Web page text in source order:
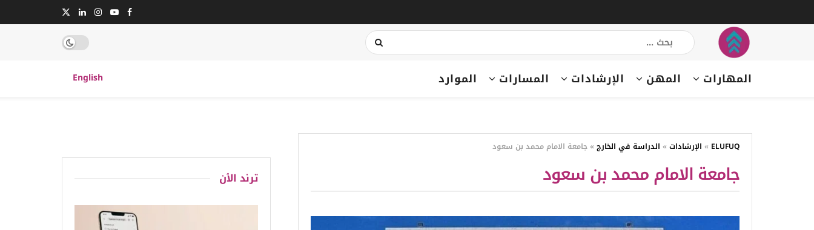
المهارات المهن الإرشادات المسارات الموارد English
ELUFUQ
» الإرشادات » الدراسة في الخارج »جامعة الامام محمد بن سعود
جامعة الامام محمد بن سعود ترند الٱن